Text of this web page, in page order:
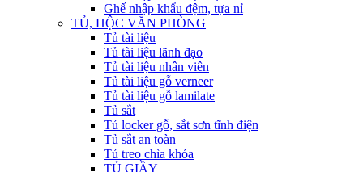
Ghế nhập khẩu đệm, tựa nỉ
TỦ, HỘC VĂN PHÒNG
Tủ tài liệu
Tủ tài liệu lãnh đạo
Tủ tài liệu nhân viên
Tủ tài liệu gỗ verneer
Tủ tài liệu gỗ lamilate
Tủ sắt
Tủ locker gỗ, sắt sơn tĩnh điện
Tủ sắt an toàn
Tủ treo chìa khóa
TỦ GIẦY